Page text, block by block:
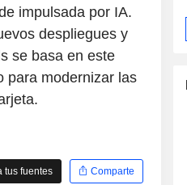
impulsada por IA.
despliegues y
se basa en este
para modernizar las
tus fuentes Comparte